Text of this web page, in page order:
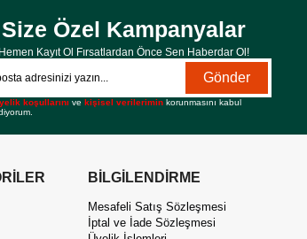
Size Özel Kampanyalar
Hemen Kayıt Ol Fırsatlardan Önce Sen Haberdar Ol!
Gönder
koşullarını vekişisel verilerimin korunmasını kabul
BİLGİLENDİRME
Mesafeli Satış Sözleşmesi
İptal ve İade Sözleşmesi